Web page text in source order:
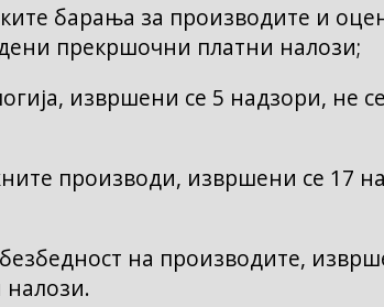
барања за производите и
прекршочни платни налози;
извршени се 5 надзори, не
производи, извршени се 17
на производите,